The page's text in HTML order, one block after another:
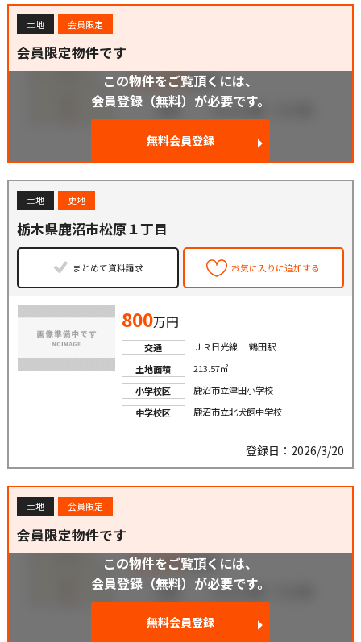
土地 会員限定
会員限定物件です
この物件をご覧頂くには、
会員登録（無料）が必要です。
無料会員登録
土地 更地
栃木県鹿沼市松原１丁目
まとめて資料請求 お気に入りに追加する
800万円
交通
ＪＲ日光線 鶴田駅
土地面積
213.57㎡
小学校区
鹿沼市立津田小学校
中学校区
鹿沼市立北犬飼中学校
登録日：2026/3/20
土地 会員限定
会員限定物件です
この物件をご覧頂くには、
会員登録（無料）が必要です。
無料会員登録